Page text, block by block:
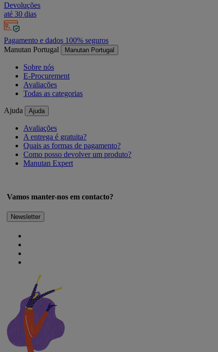
Devoluções
até 30 dias
Pagamento e dados 100% seguros
Manutan Portugal
Manutan Portugal
Sobre nós
E-Procurement
Avaliações
Todas as categorias
Ajuda Ajuda
Avaliações
A entrega é gratuita?
Quais as formas de pagamento?
Como posso devolver um produto?
Manutan Expert
Vamos manter-nos em contacto?
Newsletter